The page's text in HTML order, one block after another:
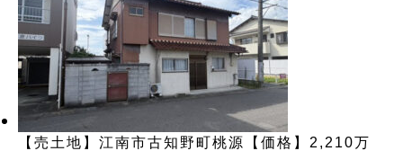
【売土地】江南市古知野町桃源【価格】2,210万